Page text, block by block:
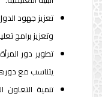
تعزيز جهود
وتعزيز برامج
تطوير دور
يتناسب مع
تنمية